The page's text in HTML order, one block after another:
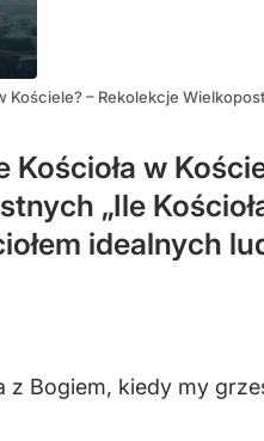
Kościele? – Rekolekcje
w
„Ile
idealnych
z Bogiem, kiedy my